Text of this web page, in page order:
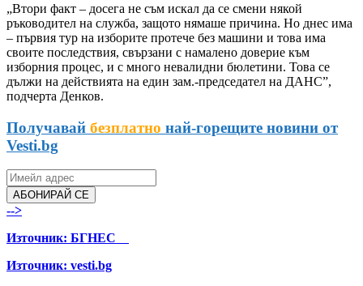
„Втори факт – досега не съм искал да се смени някой
ръководител на служба, защото нямаше причина. Но днес има
– първия тур на изборите протече без машини и това има
своите последствия, свързани с намалено доверие към
изборния процес, и с много невалидни бюлетини. Това се
дължи на действията на един зам.-председател на ДАНС”,
подчерта Денков.
Получавай безплатно най-горещите новини от
Vesti.bg
АБОНИРАЙ СЕ
-->
Източник: БГНЕС
Източник: vesti.bg